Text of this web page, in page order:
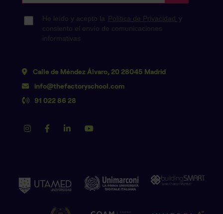
Calle de Méndez Álvaro, 20 28045 Madrid
info@thefactoryschool.com
91 022 86 28